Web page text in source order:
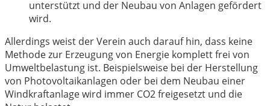
unterstützt und der Neubau von Anlagen gefördert
wird.
Allerdings weist der Verein auch darauf hin, dass keine
Methode zur Erzeugung von Energie komplett frei von
Umweltbelastung ist. Beispielsweise bei der Herstellung
von Photovoltaikanlagen oder bei dem Neubau einer
Windkraftanlage wird immer CO2 freigesetzt und die